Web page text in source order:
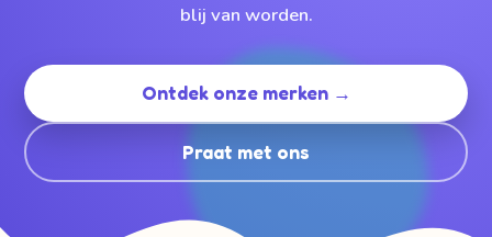
blij van worden.
Ontdek onze merken →
Praat met ons